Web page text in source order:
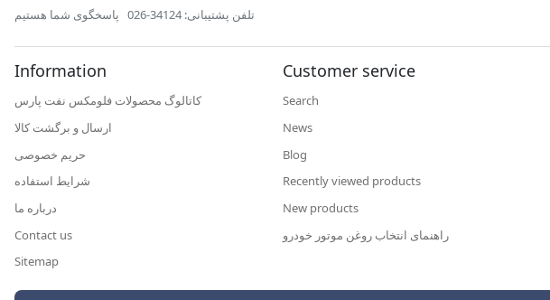
تلفن پشتیبانی: 34124-026 پاسخگوی شما هستیم
Information
کاتالوگ محصولات فلومکس نفت پارس
ارسال و برگشت کالا
حریم خصوصی
شرایط استفاده
درباره ما
Contact us
Sitemap
Customer service
Search
News
Blog
Recently viewed products
New products
راهنمای انتخاب روغن موتور خودرو